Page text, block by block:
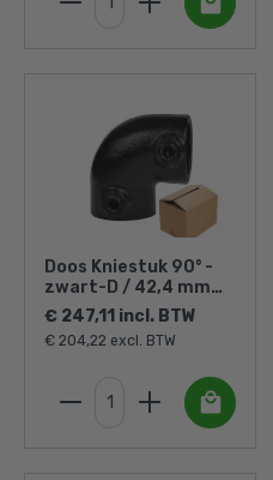
Doos Kniestuk 90° -
zwart-D / 42,4 mm
(30 stuks)
€ 247,11 incl. BTW
€ 204,22 excl. BTW